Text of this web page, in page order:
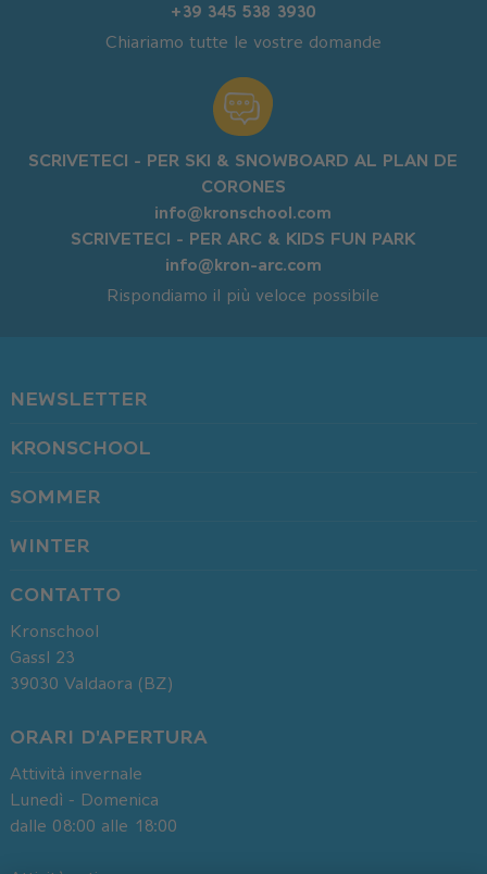
Su di noi
Richiesta
Downloads
+39 345 538 3930
Chiariamo tutte le vostre domande
SCRIVETECI - PER SKI & SNOWBOARD AL PLAN DE
CORONES
info@kronschool.com
SCRIVETECI - PER ARC & KIDS FUN PARK
info@kron-arc.com
Rispondiamo il più veloce possibile
CONTATTO
Kronschool
Gassl 23
39030 Valdaora (BZ)
ORARI D'APERTURA
Attività invernale
Lunedì - Domenica
dalle 08:00 alle 18:00
KRONSCHOOL
SOMMER
WINTER
NEWSLETTER